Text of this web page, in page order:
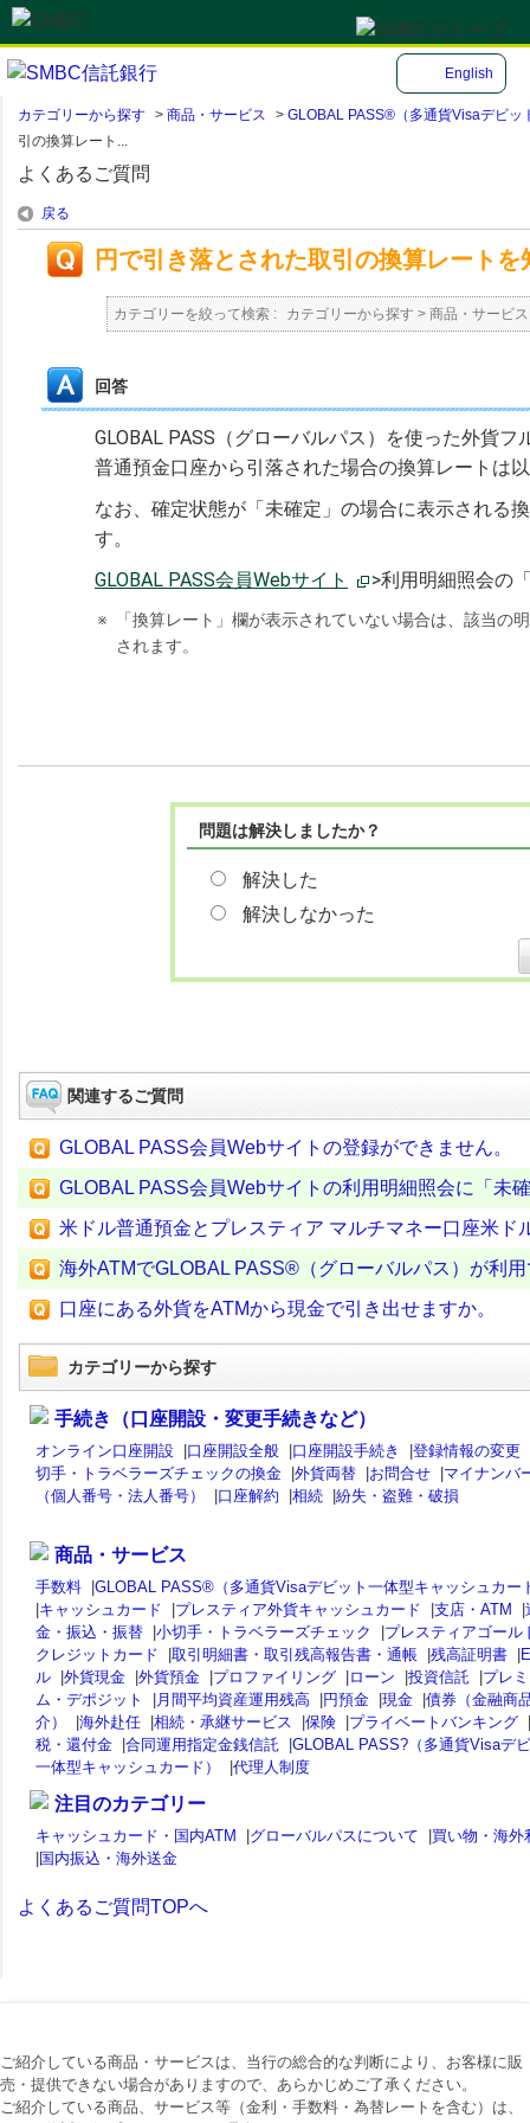
English
カテゴリーから探す > 商品・サービス > GLOBAL PASS®（多通貨Visaデビッ
引の換算レート...
よくあるご質問
戻る
円で引き落とされた取引の換算レート
カテゴリーを絞って検索 : カテゴリーから探す > 商品・サービス
回答
GLOBAL PASS（グローバルパス）を使った外貨
普通預金口座から引落された場合の換算レートは
なお、確定状態が「未確定」の場合に表示される
す。
GLOBAL PASS会員Webサイト
>利用明細照会の
※
「換算レート」欄が表示されていない場合は、該当
されます。
問題は解決しましたか？
解決した
解決しなかった
関連するご質問
GLOBAL PASS会員Webサイトの登録ができません。
GLOBAL PASS会員Webサイトの利用明細照会に「未
米ドル普通預金とプレスティア マルチマネー口座米ド
海外ATMでGLOBAL PASS®（グローバルパス）が利
口座にある外貨をATMから現金で引き出せますか。
カテゴリーから探す
手続き（口座開設・変更手続きなど）
オンライン口座開設 |口座開設全般 |口座開設手続き |登録情報の変更
切手・トラベラーズチェックの換金 |外貨両替 |お問合せ |マイナンバ
（個人番号・法人番号）
|口座解約 |相続 |紛失・盗難・破損
商品・サービス
手数料 |GLOBAL PASS®（多通貨Visaデビット一体型キャッシュカー
|キャッシュカード |プレスティア外貨キャッシュカード |支店・ATM |
金・振込・振替 |小切手・トラベラーズチェック |プレスティアゴール
クレジットカード
|取引明細書・取引残高報告書・通帳 |残高証明書 |
ル |外貨現金 |外貨預金 |プロファイリング |ローン |投資信託 |プレ
ム・デポジット
| 月間平均資産運用残高 |円預金 |現金 |債券（金融商
介）
|海外赴任 |相続・承継サービス |保険 |プライベートバンキング |
税・還付金 |合同運用指定金銭信託 |GLOBAL PASS?（多通貨Visaデ
一体型キャッシュカード）
|代理人制度
注目のカテゴリー
キャッシュカード・国内ATM |グローバルパスについて |買い物・海外
|国内振込・海外送金
よくあるご質問TOPへ
ご紹介している商品・サービスは、当行の総合的な判断により、お客様に販
売・提供できない場合がありますので、あらかじめご了承ください。
ご紹介している商品、サービス等（金利・手数料・為替レートを含む）は、